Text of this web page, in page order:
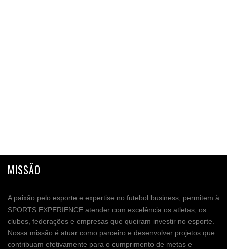
MISSÃO
A paixão pelo esporte e expertise no futebol business, permitem à
SPORTS EXPERIENCE atender com excelência os atletas, os
clubes, federações e empresas que queiram investir no esporte.
Nossa missão é atuar como parceiro e desenvolver projetos que
contribuam efetivamente para o cumprimento de metas e